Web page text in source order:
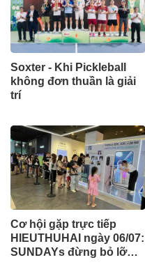
Soxter - Khi Pickleball
không đơn thuần là giải
trí
Cơ hội gặp trực tiếp
HIEUTHUHAI ngày 06/07:
SUNDAYs đừng bỏ lỡ